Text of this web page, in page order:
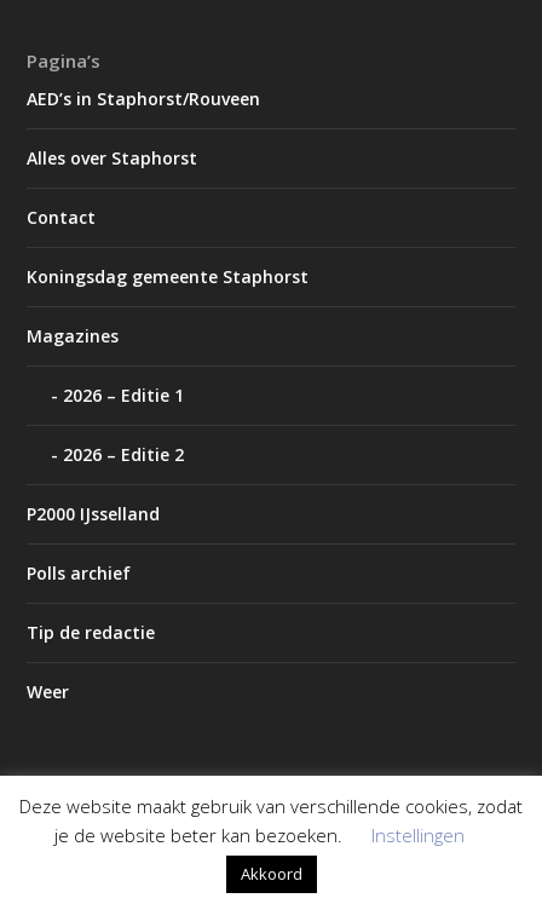
Pagina’s
AED’s in Staphorst/Rouveen
Alles over Staphorst
Contact
Koningsdag gemeente Staphorst
Magazines
2026 – Editie 1
2026 – Editie 2
P2000 IJsselland
Polls archief
Tip de redactie
Weer
Ontworpen doorElegant Themes | Mogelijk gemaakt door
WordPress
Deze website maakt gebruik van verschillende cookies, zodat
je de website beter kan bezoeken.
Instellingen
Akkoord